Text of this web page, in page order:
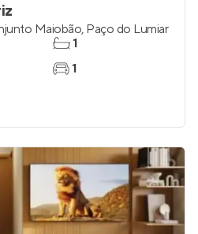
Maiobão, Paço do Lumiar
1
1